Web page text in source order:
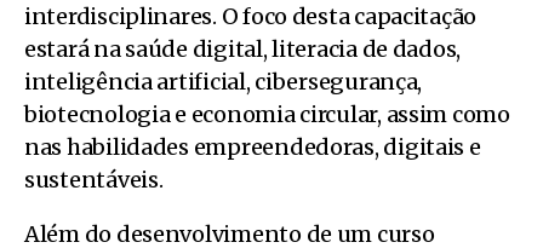
interdisciplinares. O foco desta capacitação
estará na saúde digital, literacia de dados,
inteligência artificial, cibersegurança,
biotecnologia e economia circular, assim como
nas habilidades empreendedoras, digitais e
sustentáveis.
Além do desenvolvimento de um curso